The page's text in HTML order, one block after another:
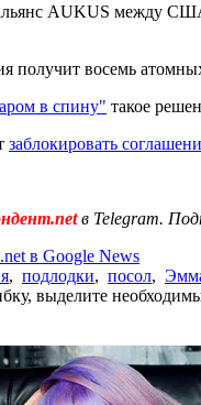
AUKUS между
получит восемь
в спину" такое
заблокировать
в Telegram.
в Google News
, подлодки, посол,
выделите